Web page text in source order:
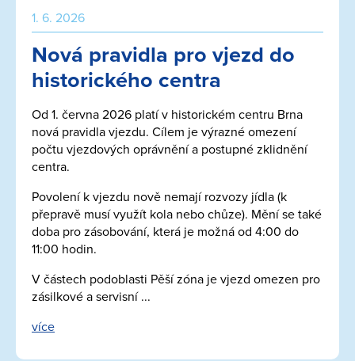
1. 6. 2026
Nová pravidla pro vjezd do
historického centra
Od 1. června 2026 platí v historickém centru Brna
nová pravidla vjezdu. Cílem je výrazné omezení
počtu vjezdových oprávnění a postupné zklidnění
centra.
Povolení k vjezdu nově nemají rozvozy jídla (k
přepravě musí využít kola nebo chůze). Mění se také
doba pro zásobování, která je možná od 4:00 do
11:00 hodin.
V částech podoblasti Pěší zóna je vjezd omezen pro
zásilkové a servisní ...
více